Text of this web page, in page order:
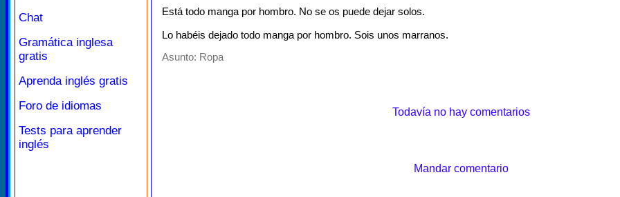
Chat
Gramática inglesa
gratis
Aprenda inglés gratis
Foro de idiomas
Tests para aprender
inglés
Está todo manga por hombro. No se os puede dejar solos.
Lo habéis dejado todo manga por hombro. Sois unos marranos.
Asunto: Ropa
Todavía no hay comentarios
Mandar comentario